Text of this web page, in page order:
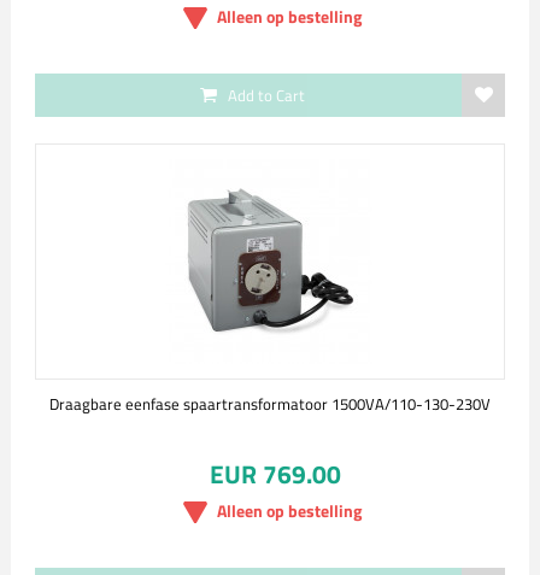
Alleen op bestelling
Add to Cart
Draagbare eenfase spaartransformatoor 1500VA/110-130-230V
EUR 769.00
Alleen op bestelling